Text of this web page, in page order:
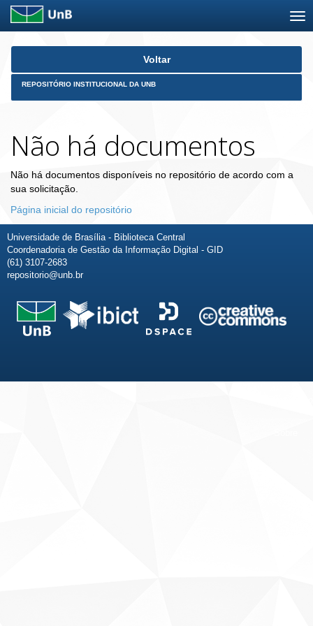
Skip
Voltar
REPOSITÓRIO INSTITUCIONAL DA UNB
Não há documentos
Não há documentos disponíveis no repositório de acordo com a
sua solicitação.
Página inicial do repositório
Universidade de Brasília - Biblioteca Central
Coordenadoria de Gestão da Informação Digital - GID
(61) 3107-2683
repositorio@unb.br